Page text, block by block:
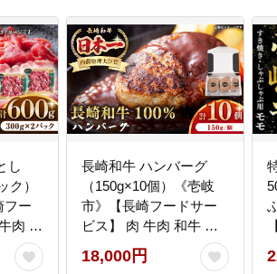
し
ク）
フー
肉 赤
落し
長崎和牛 ハンバーグ
（150g×10個）《壱岐
市》【長崎フードサー
ビス】 肉 牛肉 和牛 惣
菜 加工品 冷凍配送
18000 18000円 [JEP006]
18,000円